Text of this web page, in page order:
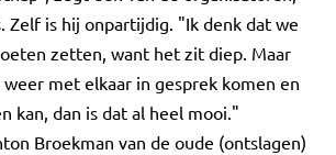
Zelf is hij onpartijdig. "Ik denk dat we
zetten, want het zit diep. Maar
met elkaar in gesprek komen en
kan, dan is dat al heel mooi."
Broekman van de oude (ontslagen)